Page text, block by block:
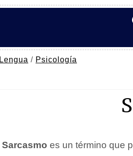
Lengua / Psicología
Sarcasmo es un término que